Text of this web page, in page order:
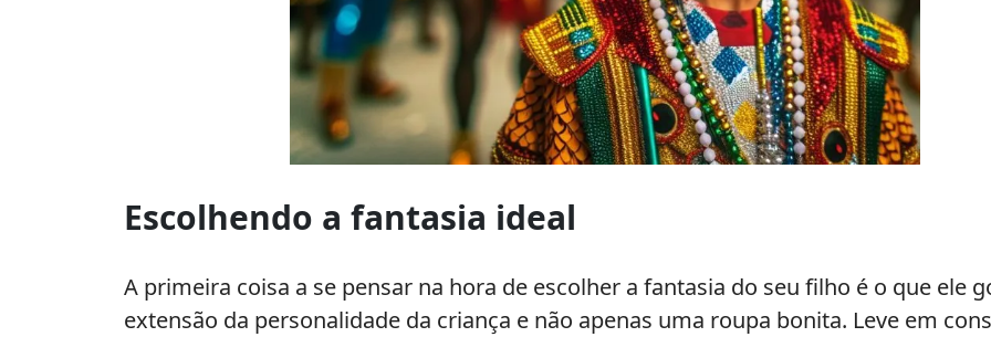
fantasiar
meu
para
carnaval
Escolhendo a fantasia ideal
A primeira coisa a se pensar na hora de escolher a fantasia do seu filho é o que ele
extensão da personalidade da criança e não apenas uma roupa bonita. Leve em